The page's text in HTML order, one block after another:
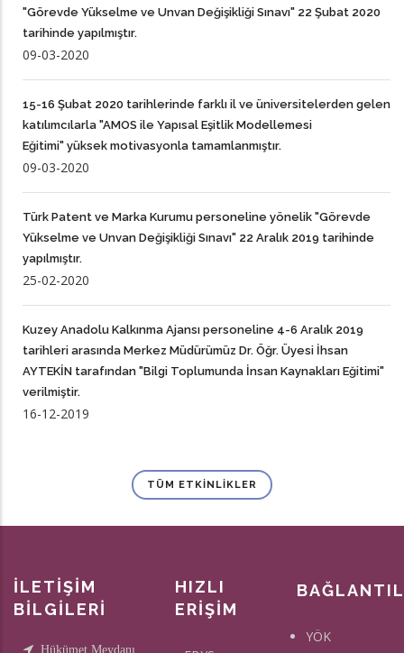
"Görevde Yükselme ve Unvan Değişikliği Sınavı" 22 Şubat 2020
tarihinde yapılmıştır.
09-03-2020
15-16 Şubat 2020 tarihlerinde farklı il ve üniversitelerden gelen
katılımcılarla "AMOS ile Yapısal Eşitlik Modellemesi
Eğitimi" yüksek motivasyonla tamamlanmıştır.
09-03-2020
Türk Patent ve Marka Kurumu personeline yönelik "Görevde
Yükselme ve Unvan Değişikliği Sınavı" 22 Aralık 2019 tarihinde
yapılmıştır.
25-02-2020
Kuzey Anadolu Kalkınma Ajansı personeline 4-6 Aralık 2019
tarihleri arasında Merkez Müdürümüz Dr. Öğr. Üyesi İhsan
AYTEKİN tarafından "Bilgi Toplumunda İnsan Kaynakları Eğitimi"
verilmiştir.
16-12-2019
TÜM ETKINLIKLER
İLETİŞİM
BİLGİLERİ
Hükümet Meydanı
HIZLI
ERİŞİM
YÖK